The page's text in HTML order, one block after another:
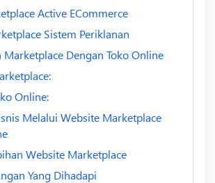
Active ECommerce
Sistem Periklanan
Marketplace Dengan Toko Online
Online:
Melalui Website Marketplace
Website Marketplace
Yang Dihadapi